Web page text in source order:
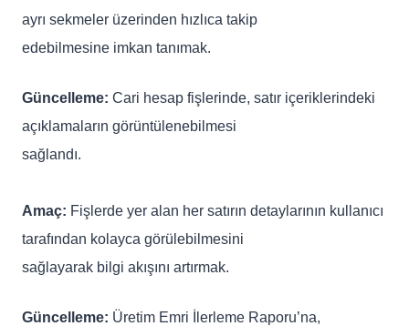
ayrı sekmeler üzerinden hızlıca takip
edebilmesine imkan tanımak.
Güncelleme: Cari hesap fişlerinde, satır içeriklerindeki
açıklamaların görüntülenebilmesi
sağlandı.
Amaç: Fişlerde yer alan her satırın detaylarının kullanıcı
tarafından kolayca görülebilmesini
sağlayarak bilgi akışını artırmak.
Güncelleme: Üretim Emri İlerleme Raporu’na,